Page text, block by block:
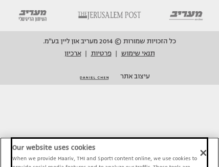
כל הזכויות שמורות © 2014 מעריב און ליין בע"מ.
תנאי שימוש
פרטיות ארכיון
עיצוב אתר
Our website uses cookies
When we provide Maariv, TMI and Sport1 content online, we use cookies to